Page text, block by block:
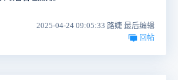
2025-04-24 09:05:33 路婕 最后编辑
回帖